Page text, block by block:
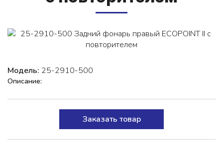
Модель: 25-2910-500
Описание:
Заказать товар